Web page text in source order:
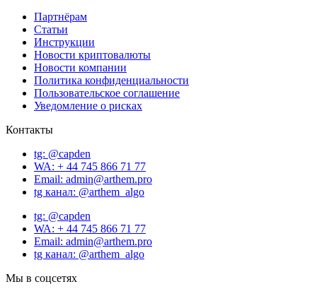
Партнёрам
Статьи
Инструкции
Новости криптовалюты
Новости компании
Политика конфиденциальности
Пользовательское соглашение
Уведомление о рисках
Контакты
tg: @capden
WA: + 44 745 866 71 77
Email: admin@arthem.pro
tg канал: @arthem_algo
tg: @capden
WA: + 44 745 866 71 77
Email: admin@arthem.pro
tg канал: @arthem_algo
Мы в соцсетях